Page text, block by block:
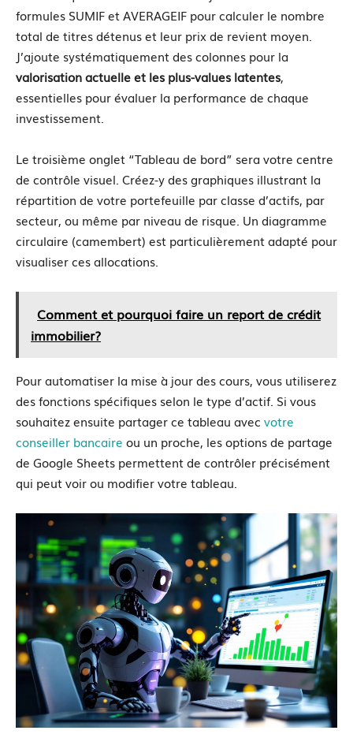
formules SUMIF et AVERAGEIF pour calculer le nombre
total de titres détenus et leur prix de revient moyen.
J’ajoute systématiquement des colonnes pour la
valorisation actuelle et les plus-values latentes,
essentielles pour évaluer la performance de chaque
investissement.
Le troisième onglet “Tableau de bord” sera votre centre
de contrôle visuel. Créez-y des graphiques illustrant la
répartition de votre portefeuille par classe d’actifs, par
secteur, ou même par niveau de risque. Un diagramme
circulaire (camembert) est particulièrement adapté pour
visualiser ces allocations.
Comment et pourquoi faire un report de crédit
immobilier?
Pour automatiser la mise à jour des cours, vous utiliserez
des fonctions spécifiques selon le type d’actif. Si vous
souhaitez ensuite partager ce tableau avec votre
conseiller bancaire ou un proche, les options de partage
de Google Sheets permettent de contrôler précisément
qui peut voir ou modifier votre tableau.